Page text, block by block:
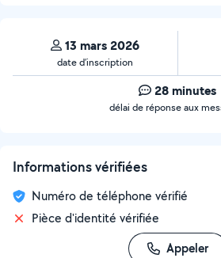
13 mars 2026
date d’inscription
28 minutes
délai de réponse aux
Informations vérifiées
Numéro de téléphone vérifié
Pièce d'identité vérifiée
Appeler